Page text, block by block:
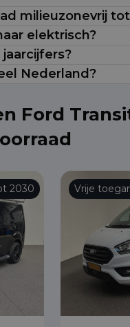
milieuzonevrij
elektrisch?
Nederland?
Ford
2030 Vrije